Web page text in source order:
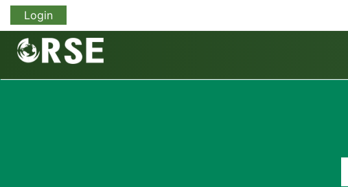
Login